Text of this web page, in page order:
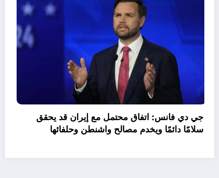
جي دي فانس: اتفاق محتمل مع إيران قد يحقق
سلامًا دائمًا ويخدم مصالح واشنطن وحلفائها